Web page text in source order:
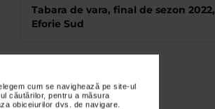
cum se navighează pe site-ul
căutărilor, pentru a măsura
obiceiurilor dvs. de navigare.
Tabara de vara, final de sezon 2022,
Eforie Sud